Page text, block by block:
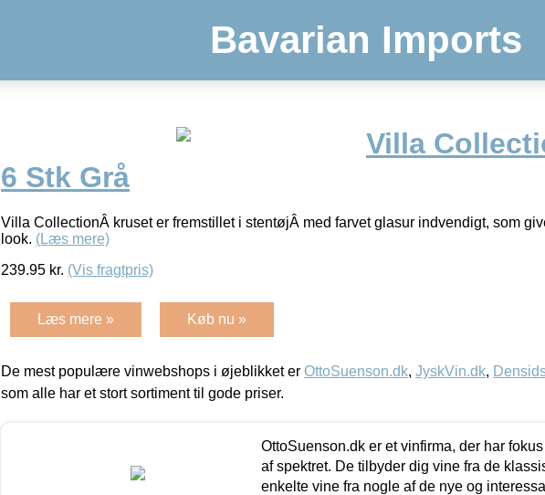
Bavarian Imports
Villa
6 Stk Grå
Villa CollectionÂ kruset er fremstillet i stentøjÂ med farvet glasur indvendigt, som
look. (Læs mere)
239.95 kr. (Vis fragtpris)
Læs mere » Køb nu »
De mest populære vinwebshops i øjeblikket er OttoSuenson.dk, JyskVin.dk,
som alle har et stort sortiment til gode priser.
OttoSuenson.dk er et vinfirma, der har
af spektret. De tilbyder dig vine fra de
enkelte vine fra nogle af de nye og